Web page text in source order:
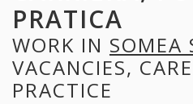
PRATICA
WORK IN SOMEA
VACANCIES,
PRACTICE